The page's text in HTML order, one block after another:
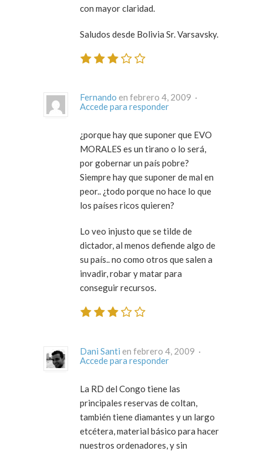
con mayor claridad.
Saludos desde Bolivia Sr. Varsavsky.
Fernando
en febrero 4, 2009 ·
Accede para responder
¿porque hay que suponer que EVO
MORALES es un tirano o lo será,
por gobernar un país pobre?
Siempre hay que suponer de mal en
peor.. ¿todo porque no hace lo que
los países ricos quieren?
Lo veo injusto que se tilde de
dictador, al menos defiende algo de
su país.. no como otros que salen a
invadir, robar y matar para
conseguir recursos.
Dani Santi
en febrero 4, 2009 ·
Accede para responder
La RD del Congo tiene las
principales reservas de coltan,
también tiene diamantes y un largo
etcétera, material básico para hacer
nuestros ordenadores, y sin